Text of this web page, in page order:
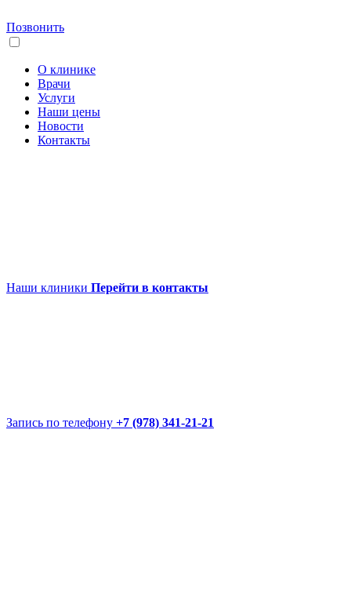
Позвонить
О клинике
Врачи
Услуги
Наши цены
Новости
Контакты
Наши клиники Перейти в контакты
Запись по телефону +7 (978) 341-21-21